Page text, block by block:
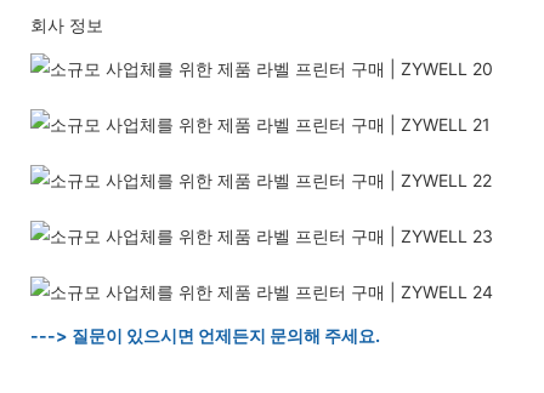
회사 정보
---> 질문이 있으시면 언제든지 문의해 주세요.